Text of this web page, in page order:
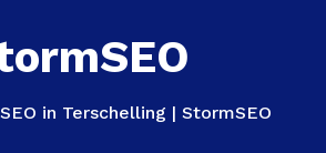
SEO in Terschelling | StormSEO